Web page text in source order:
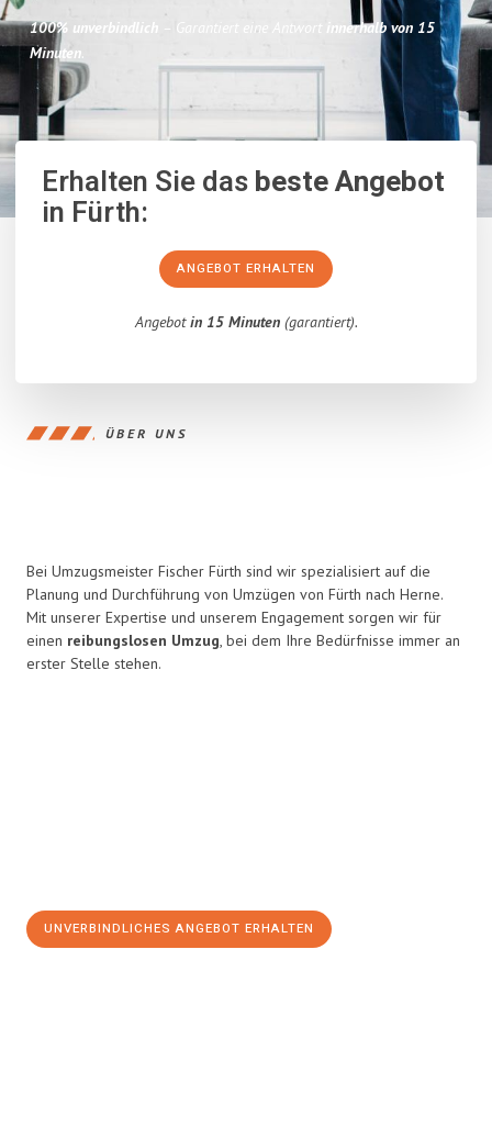
100% unverbindlich – Garantiert eine Antwort
innerhalb von 15
Minuten.
Erhalten Sie dasbeste Angebot
in Fürth:
ANGEBOT ERHALTEN
Angebotin 15 Minuten(garantiert).
ÜBER UNS
Bei Umzugsmeister Fischer Fürth sind wir spezialisiert auf die
Planung und Durchführung von Umzügen von Fürth nach Herne.
Mit unserer Expertise und unserem Engagement sorgen wir für
einen reibungslosen Umzug, bei dem Ihre Bedürfnisse immer an
erster Stelle stehen.
UNVERBINDLICHES ANGEBOT ERHALTEN